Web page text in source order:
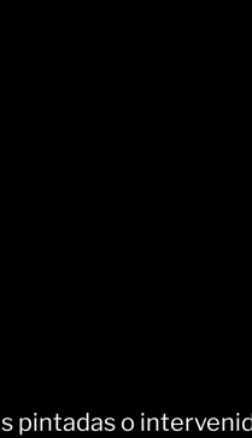
pintadas o